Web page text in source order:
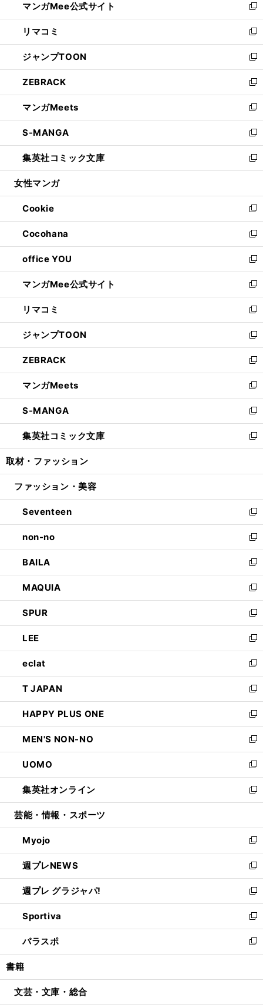
く
ド
ウ
で
開
く
ィ
ン
ド
ウ
で
開
く
い
ウ
ィ
ン
ド
ウ
で
開
く
マンガMee公式サイト
新
し
い
ウ
ィ
ン
ド
ウ
で
開
く
リマコミ
新
し
い
ウ
ィ
ン
ド
ウ
で
開
く
ジャンプTOON
新
し
い
ウ
ィ
ン
ド
ウ
で
開
ZEBRACK
新
し
い
ウ
ィ
ン
ド
ウ
開
く
マンガMeets
新
し
い
ウ
ィ
ン
ウ
で
開
く
S-MANGA
新
し
い
ウ
ン
ド
ウ
で
開
く
集英社コミック文庫
新
し
ウ
ィ
ン
ド
ウ
で
開
く
女性マンガ
Cookie
新
し
い
ウ
ィ
ン
ド
ウ
で
開
く
Cocohana
新
し
い
ウ
ィ
ン
ド
ウ
で
開
く
office YOU
新
し
い
ウ
ィ
ン
ド
ウ
で
開
く
マンガMee公式サイト
新
し
い
ウ
ィ
ン
ド
ウ
で
開
く
リマコミ
新
し
い
ウ
ィ
ン
ド
ウ
で
開
く
ジャンプTOON
新
し
い
ウ
ィ
ン
ド
ウ
で
開
ZEBRACK
新
し
い
ウ
ィ
ン
ド
ウ
開
マンガMeets
新
し
い
ウ
ィ
ン
ウ
開
く
S-MANGA
新
し
い
ウ
ン
ウ
で
開
く
集英社コミック文庫
新
し
ウ
ン
ド
ウ
で
開
く
取材・ファッション
ファッション・美容
Seventeen
新
し
い
ウ
ィ
ン
ド
ウ
で
開
く
non-no
新
し
い
ウ
ィ
ン
ド
ウ
で
開
く
BAILA
新
し
い
ウ
ィ
ン
ド
ウ
で
開
く
MAQUIA
新
し
い
ウ
ィ
ン
ド
ウ
で
開
く
SPUR
新
し
い
ウ
ィ
ン
ド
ウ
で
開
く
LEE
新
し
い
ウ
ィ
ン
ド
ウ
で
開
く
eclat
新
し
い
ウ
ィ
ン
ド
ウ
で
開
く
T JAPAN
新
し
い
ウ
ィ
ン
ド
ウ
で
開
HAPPY PLUS ONE
新
し
い
ウ
ィ
ン
ド
ウ
開
く
MEN'S NON-NO
新
し
い
ウ
ィ
ン
ウ
で
開
く
UOMO
新
し
い
ウ
ン
ド
ウ
で
開
く
集英社オンライン
新
し
ウ
ィ
ン
ド
ウ
で
開
く
芸能・情報・スポーツ
Myojo
新
し
い
ウ
ィ
ン
ド
ウ
で
開
週プレNEWS
新
し
い
ウ
ィ
ン
ド
ウ
開
週プレ グラジャパ!
新
し
い
ウ
ィ
ン
ウ
開
Sportiva
新
し
い
ウ
ン
ウ
パラスポ
新
し
ウ
ン
書籍
文芸・文庫・総合